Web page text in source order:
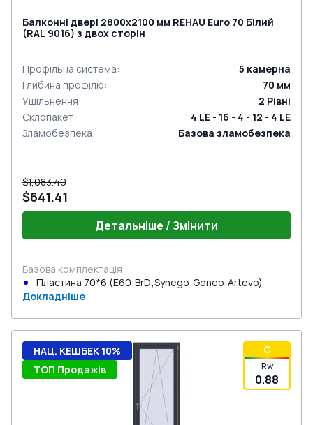
Балконні двері 2800x2100 мм REHAU Euro 70 Білий
(RAL 9016) з двох сторін
Профільна система: 5 камерна
Глибина профілю: 70 мм
Ущільнення: 2 Рівні
Склопакет:
4 LE - 16 - 4 - 12 - 4 LE
Зламобезпека: Базова зламобезпека
$1,083.40
$641.41
Детальніше / Змінити
Базова комплектація
Пластина 70*6 (E60;BrD;Synego;Geneo;Artevo)
Докладніше
C
Rw
0.88
НАЦ. КЕШБЕК 10%
ТОП Продажів